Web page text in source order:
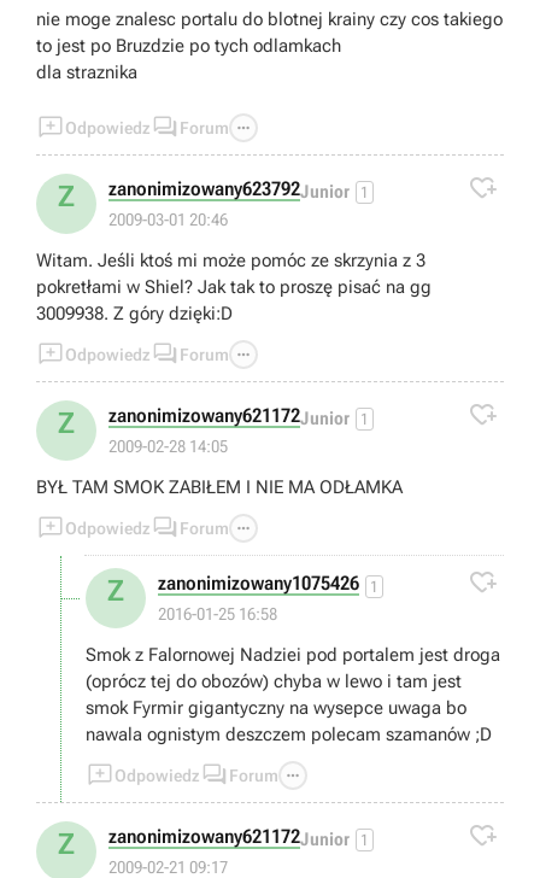
nie moge znalesc portalu do blotnej krainy czy cos takiego
to jest po Bruzdzie po tych odlamkach
dla straznika
Odpowiedz  Forum 
Z zanonimizowany623792Junior 1
2009-03-01 20:46

Witam. Jeśli ktoś mi może pomóc ze skrzynia z 3
pokretłami w Shiel? Jak tak to proszę pisać na gg
3009938. Z góry dzięki:D
Odpowiedz  Forum 
Z zanonimizowany621172Junior 1
2009-02-28 14:05

BYŁ TAM SMOK ZABIŁEM I NIE MA ODŁAMKA
Odpowiedz  Forum 
Z zanonimizowany1075426 1
2016-01-25 16:58

Smok z Falornowej Nadziei pod portalem jest droga
(oprócz tej do obozów) chyba w lewo i tam jest
smok Fyrmir gigantyczny na wysepce uwaga bo
nawala ognistym deszczem polecam szamanów ;D
Odpowiedz  Forum 
Z zanonimizowany621172Junior 1
2009-02-21 09:17
